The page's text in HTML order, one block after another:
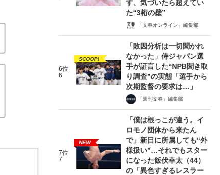
す、気づいたら超えてい
た“3桁の壁”
「文春オンライン」編集部
6位
6
SCOOP!
「敗因分析は一切聞かれ
なかった」侍ジャパン選
手が証言した“NPB聞き取
り調査”の実態「選手から
次期監督の要求は…」
「週刊文春」編集部
7位
7
NEW
「僕は根っこが違う。イ
ロモノ団体から来たん
で」新日に所属しても“外
様扱い”…それでもスター
になった飯伏幸太（44）
の「異色すぎるレスラー